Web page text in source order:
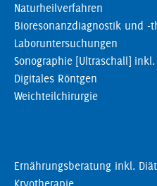
Naturheilverfahren
Bioresonanzdiagnostik und -
Laboruntersuchungen
Sonographie [Ultraschall]
Digitales Röntgen
Weichteilchirurgie
Ernährungsberatung inkl.